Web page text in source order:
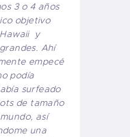
3 o 4 años
objetivo
y
Ahí
empecé
podía
surfeado
de tamaño
así
una